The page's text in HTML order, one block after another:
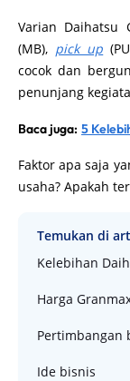
Varian Daihatsu
(MB), pick up
cocok dan
penunjang
Baca juga: 5
Faktor apa saja
usaha? Apakah
Temukan di
Kelebihan
Harga
Pertimbangan
Ide bisnis